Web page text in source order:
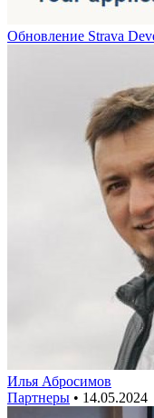
Обновление Strava
Илья Абросимов
Партнеры • 14.05.2024